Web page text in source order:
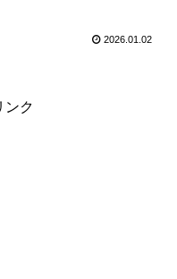
2026.01.02
ンク